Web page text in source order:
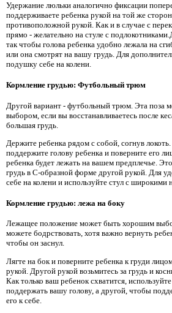
Удержание люльки аналогично фиксации
поддерживаете ребенка рукой на той же
противоположной рукой. Как и в случае с
прямо - желательно на стуле с
так чтобы голова ребенка удобно лежала на
или она смотрят на вашу грудь. Для
подушку себе на колени.
Кормление грудью: Футбольный трюм
Другой вариант - футбольный трюм. Эта поза
выбором, если вы восстанавливаетесь после
большая грудь.
Держите ребенка рядом с собой, согнув
поддержите голову ребенка и поверните его
ребенка будет лежать на вашем предплечье.
грудь в С-образной форме другой рукой. Для
себе на колени и используйте стул с широкими
Кормление грудью: лежа на боку
Лежащее положение может быть хорошим
можете бодрствовать, хотя важно вернуть
чтобы он заснул.
Лягте на бок и поверните ребенка к груди
рукой. Другой рукой возьмитесь за грудь и
Как только ваш ребенок схватится,
поддержать вашу голову, а другой, чтобы
его к себе.